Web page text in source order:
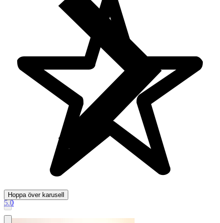
5.0
Hoppa över karusell